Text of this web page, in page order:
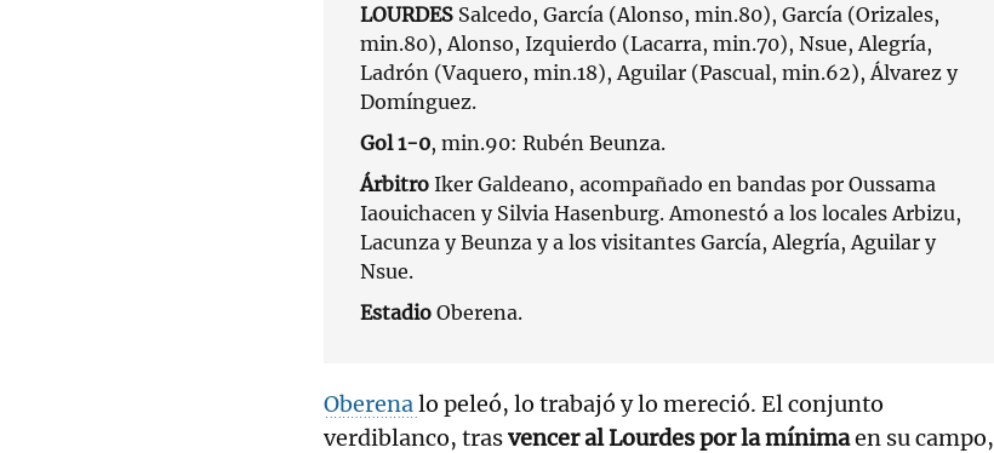
LOURDES Salcedo, García (Alonso, min.80), García (Orizales,
min.80), Alonso, Izquierdo (Lacarra, min.70), Nsue, Alegría,
Ladrón (Vaquero, min.18), Aguilar (Pascual, min.62), Álvarez y
Domínguez.
Gol 1-0, min.90: Rubén Beunza.
Árbitro Iker Galdeano, acompañado en bandas por Oussama
Iaouichacen y Silvia Hasenburg. Amonestó a los locales Arbizu,
Lacunza y Beunza y a los visitantes García, Alegría, Aguilar y
Nsue.
Estadio Oberena.
Oberenalo peleó, lo trabajó y lo mereció. El conjunto
verdiblanco, trasvencer al Lourdes por la mínimaen su campo,